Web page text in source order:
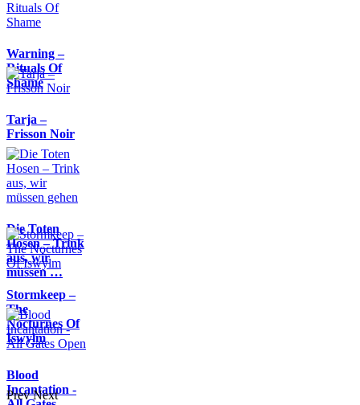
Warning –
Rituals Of
Shame
Tarja –
Frisson Noir
Die Toten
Hosen – Trink
aus, wir
müssen …
Stormkeep –
The
Nocturnes Of
Iswylm
Blood
Incantation -
Prev Next